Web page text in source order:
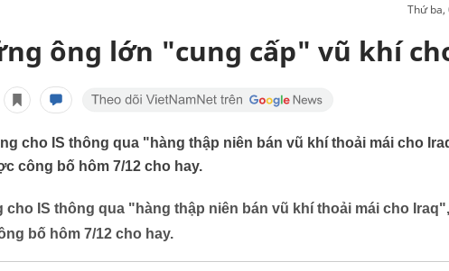
thứ
ông lớn "cung cấp" vũ khí
cho IS thông qua "hàng thập niên bán vũ khí thoải mái cho
công bố hôm 7/12 cho hay.
cho IS thông qua "hàng thập niên bán vũ khí thoải mái cho
bố hôm 7/12 cho hay.